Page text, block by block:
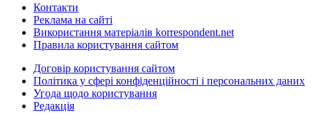
Контакти
Реклама на сайті
Використання матеріалів korrespondent.net
Правила користування сайтом
Договір користування сайтом
Політика у сфері конфіденційності і персональних даних
Угода щодо користування
Редакція